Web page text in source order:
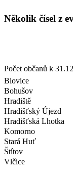
Několik čísel z
Počet občanů k
Blovice
Bohušov
Hradiště
Hradišťský Újezd
Hradišťská Lhotka
Komorno
Stará Huť
Štítov
Vlčice